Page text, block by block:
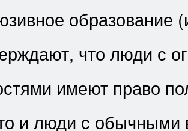
образование
что люди с
имеют право
и люди с обычными